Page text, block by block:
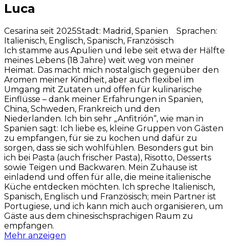
Luca
Cesarina seit 2025Stadt: Madrid, Spanien Sprachen:
Italienisch, Englisch, Spanisch, Französisch
Ich stamme aus Apulien und lebe seit etwa der Hälfte
meines Lebens (18 Jahre) weit weg von meiner
Heimat. Das macht mich nostalgisch gegenüber den
Aromen meiner Kindheit, aber auch flexibel im
Umgang mit Zutaten und offen für kulinarische
Einflüsse – dank meiner Erfahrungen in Spanien,
China, Schweden, Frankreich und den
Niederlanden. Ich bin sehr „Anfitrión“, wie man in
Spanien sagt: Ich liebe es, kleine Gruppen von Gästen
zu empfangen, für sie zu kochen und dafür zu
sorgen, dass sie sich wohlfühlen. Besonders gut bin
ich bei Pasta (auch frischer Pasta), Risotto, Desserts
sowie Teigen und Backwaren. Mein Zuhause ist
einladend und offen für alle, die meine italienische
Küche entdecken möchten. Ich spreche Italienisch,
Spanisch, Englisch und Französisch; mein Partner ist
Portugiese, und ich kann mich auch organisieren, um
Gäste aus dem chinesischsprachigen Raum zu
empfangen.
Mehr anzeigen